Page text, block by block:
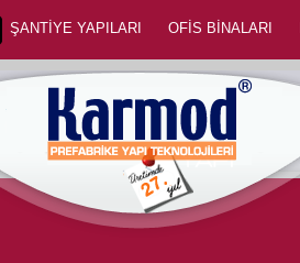
ŞANTİYE YAPILARI OFİS BİNALARI